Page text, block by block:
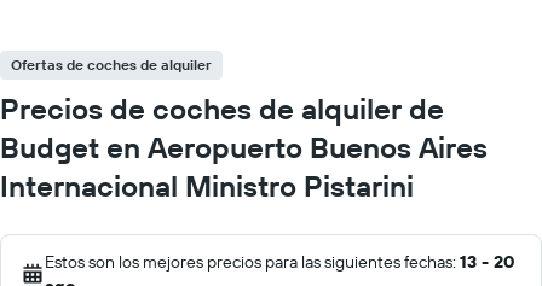
Ofertas de coches de alquiler
Precios de coches de alquiler de
Budget en Aeropuerto Buenos Aires
Internacional Ministro Pistarini
Estos son los mejores precios para las siguientes fechas: 13 - 20